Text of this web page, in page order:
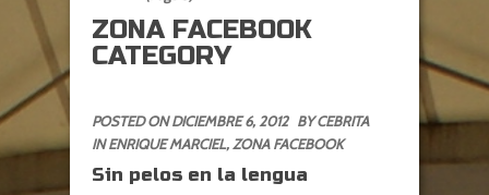
ZONA FACEBOOK
CATEGORY
POSTED ON DICIEMBRE 6, 2012 BY CEBRITA
INENRIQUE MARCIEL,ZONA FACEBOOK
Sin pelos en la lengua